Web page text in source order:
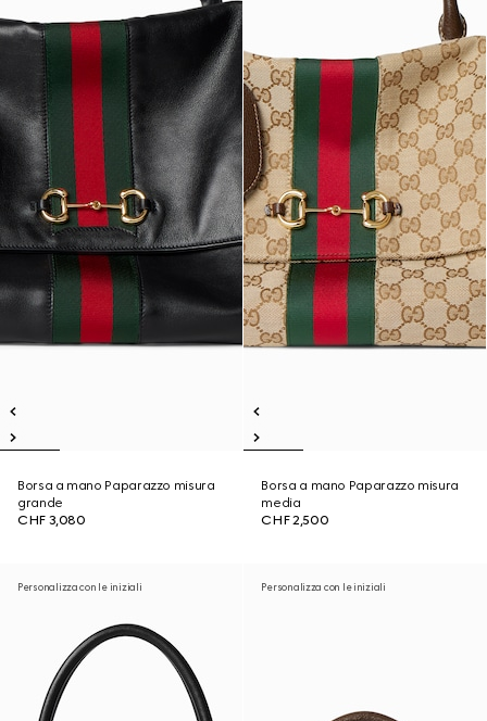
Borsa a mano Paparazzo misura
grande
CHF 3,080
Borsa a mano Paparazzo misura
media
CHF 2,500
Personalizza con le iniziali Personalizza con le iniziali